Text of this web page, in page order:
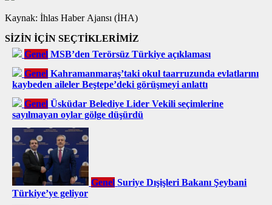
Kaynak: İhlas Haber Ajansı (İHA)
SİZİN İÇİN SEÇTİKLERİMİZ
Genel MSB’den Terörsüz Türkiye açıklaması
Genel Kahramanmaraş’taki okul taarruzunda evlatlarını
kaybeden aileler Beştepe’deki görüşmeyi anlattı
Genel Üsküdar Belediye Lider Vekili seçimlerine
sayılmayan oylar gölge düşürdü
Genel Suriye Dışişleri Bakanı Şeybani
Türkiye’ye geliyor